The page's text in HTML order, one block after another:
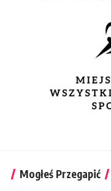
Mogłeś Przegapić